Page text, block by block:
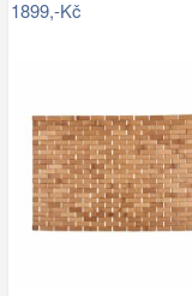
1899,-Kč